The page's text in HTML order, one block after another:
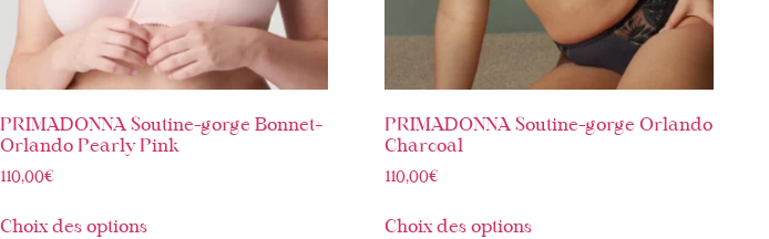
PRIMADONNA Soutine-gorge Bonnet+
Orlando Pearly Pink
110,00€
Choix des options
PRIMADONNA Soutine-gorge Orlando
Charcoal
110,00€
Choix des options